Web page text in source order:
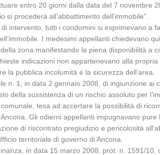
entro 20 giorni dalla data del 7 novembre
procederà all’abbattimento dell’immobile”.
intervento, tutti i condomini si esprimevano a
I medesimi appellanti chiedevano
zona manifestando la piena disponibilità a
indicazioni non appartenevano alla
la pubblica incolumità e la sicurezza dell’area.
n. 1, in data 2 gennaio 2008, di ingiunzione ai
della sussistenza di un rischio assoluto per
tesa ad accertare la possibilità di
Gli odierni appellanti impugnavano
di riscontrato pregiudizio e pericolosità
territoriale di governo di Ancona.
in data 15 marzo 2008, prot. n. 1591/10,